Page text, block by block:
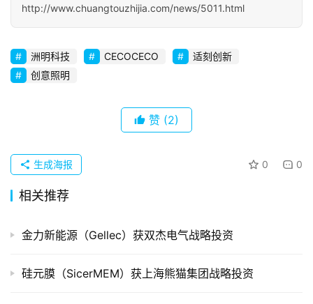
察
初
创
企
牌
发
购
组
http://www.chuangtouzhijia.com/news/5011.html
洲明科技 CECOCECO
适刻创新
创意照明
赞 (2)
0 0
生成海报
相关推荐
金力新能源（Gellec）获双杰电气战略投资
硅元膜（SicerMEM）获上海熊猫集团战略投资